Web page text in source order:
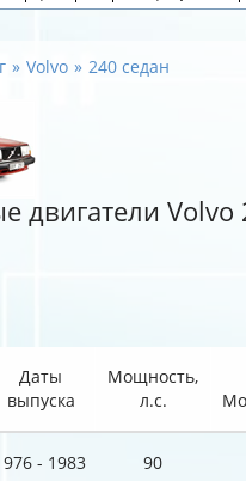
Volvo 240 седан
двигатели Volvo
Даты
выпуска
Мощность,
л.с.
- 1983 90